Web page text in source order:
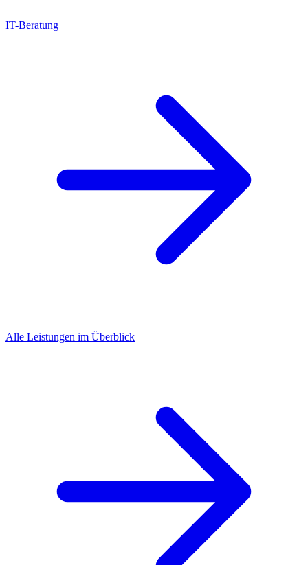
IT-Beratung
Alle Leistungen im Überblick